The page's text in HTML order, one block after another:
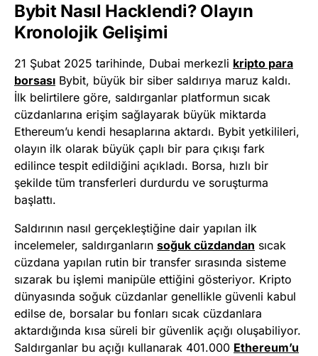
Bybit Nasıl Hacklendi? Olayın
Kronolojik Gelişimi
21 Şubat 2025 tarihinde, Dubai merkezli kripto para
borsası Bybit, büyük bir siber saldırıya maruz kaldı.
İlk belirtilere göre, saldırganlar platformun sıcak
cüzdanlarına erişim sağlayarak büyük miktarda
Ethereum’u kendi hesaplarına aktardı. Bybit yetkilileri,
olayın ilk olarak büyük çaplı bir para çıkışı fark
edilince tespit edildiğini açıkladı. Borsa, hızlı bir
şekilde tüm transferleri durdurdu ve soruşturma
başlattı.
Saldırının nasıl gerçekleştiğine dair yapılan ilk
incelemeler, saldırganların soğuk cüzdandan sıcak
cüzdana yapılan rutin bir transfer sırasında sisteme
sızarak bu işlemi manipüle ettiğini gösteriyor. Kripto
dünyasında soğuk cüzdanlar genellikle güvenli kabul
edilse de, borsalar bu fonları sıcak cüzdanlara
aktardığında kısa süreli bir güvenlik açığı oluşabiliyor.
Saldırganlar bu açığı kullanarak 401.000 Ethereum’u